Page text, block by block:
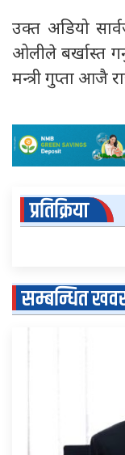
उक्त अडियो
ओलीले बर्खास्त
मन्त्री गुप्ता आजै
प्रतिक्रिया
सम्बन्धित